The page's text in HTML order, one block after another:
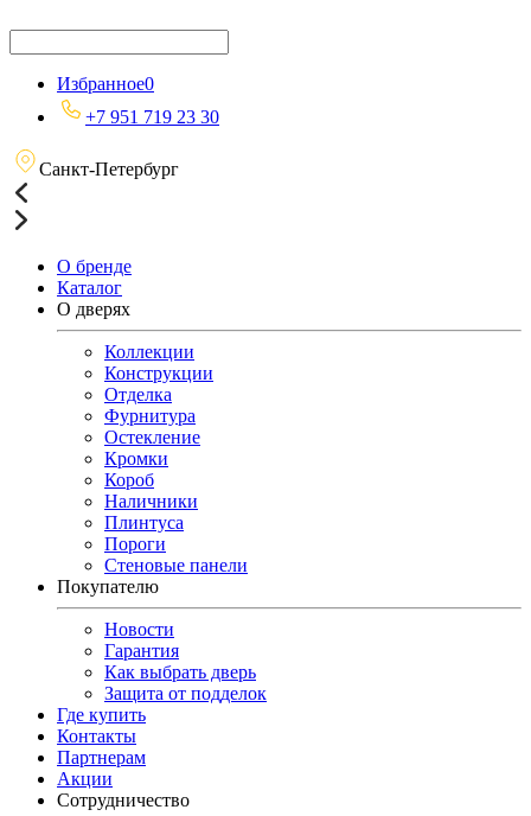
Избранное0
+7 951 719 23 30
Санкт-Петербург
О бренде
Каталог
О дверях
Коллекции
Конструкции
Отделка
Фурнитура
Остекление
Кромки
Короб
Наличники
Плинтуса
Пороги
Стеновые панели
Покупателю
Новости
Гарантия
Как выбрать дверь
Защита от подделок
Где купить
Контакты
Партнерам
Акции
Сотрудничество